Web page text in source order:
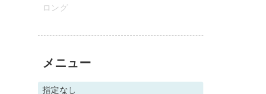
ロング
メニュー
指定なし